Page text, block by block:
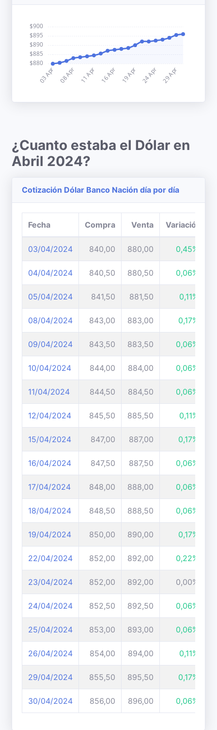
¿Cuanto estaba el Dólar en
Abril 2024?
Cotización Dólar Banco Nación día por día
Fecha Compra Venta Variación
03/04/2024 840,00 880,00 0,45%
04/04/2024 840,50 880,50 0,06%
05/04/2024 841,50 881,50 0,11%
08/04/2024 843,00 883,00 0,17%
09/04/2024 843,50 883,50 0,06%
10/04/2024 844,00 884,00 0,06%
11/04/2024 844,50 884,50 0,06%
12/04/2024 845,50 885,50 0,11%
15/04/2024 847,00 887,00 0,17%
16/04/2024 847,50 887,50 0,06%
17/04/2024 848,00 888,00 0,06%
18/04/2024 848,50 888,50 0,06%
19/04/2024 850,00 890,00 0,17%
22/04/2024 852,00 892,00 0,22%
23/04/2024 852,00 892,00 0,00%
24/04/2024 852,50 892,50 0,06%
25/04/2024 853,00 893,00 0,06%
26/04/2024 854,00 894,00 0,11%
29/04/2024 855,50 895,50 0,17%
30/04/2024 856,00 896,00 0,06%